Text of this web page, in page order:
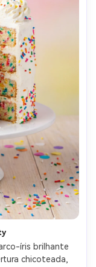
íris brilhante
chicoteada,